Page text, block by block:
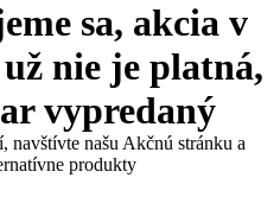
sa, akcia v
nie je platná,
vypredaný
navštívte našu Akčnú stránku a
produkty